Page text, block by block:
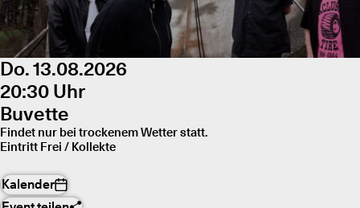
Do. 13.08.2026
20:30 Uhr
Buvette
Findet nur bei trockenem Wetter statt.
Eintritt Frei / Kollekte
Kalender